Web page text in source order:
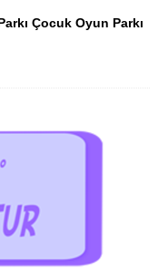
Çocuk Oyun Parkı